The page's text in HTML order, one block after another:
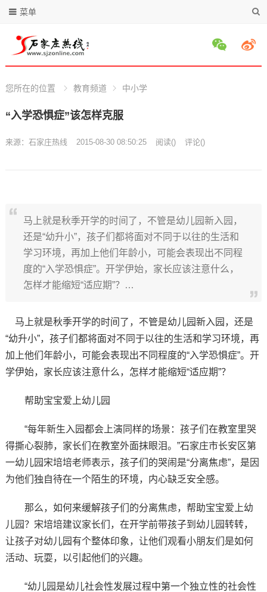
菜单
您所在的位置 教育频道 中小学
“入学恐惧症”该怎样克服
来源： 石家庄热线 2015-08-30 08:50:25 阅读() 评论()
马上就是秋季开学的时间了，不管是幼儿园新入园，
还是“幼升小”，孩子们都将面对不同于以往的生活和
学习环境，再加上他们年龄小，可能会表现出不同程
度的“入学恐惧症”。开学伊始，家长应该注意什么，
怎样才能缩短“适应期”？…
马上就是秋季开学的时间了，不管是幼儿园新入园，还是
“幼升小”，孩子们都将面对不同于以往的生活和学习环境，再
加上他们年龄小，可能会表现出不同程度的“入学恐惧症”。开
学伊始，家长应该注意什么，怎样才能缩短“适应期”？
帮助宝宝爱上幼儿园
“每年新生入园都会上演同样的场景：孩子们在教室里哭
得撕心裂肺，家长们在教室外面抹眼泪。”石家庄市长安区第
一幼儿园宋培培老师表示，孩子们的哭闹是“分离焦虑”，是因
为他们独自待在一个陌生的环境，内心缺乏安全感。
那么，如何来缓解孩子们的分离焦虑，帮助宝宝爱上幼
儿园？宋培培建议家长们，在开学前带孩子到幼儿园转转，
让孩子对幼儿园有个整体印象，让他们观看小朋友们是如何
活动、玩耍，以引起他们的兴趣。
“幼儿园是幼儿社会性发展过程中第一个独立性的社会性